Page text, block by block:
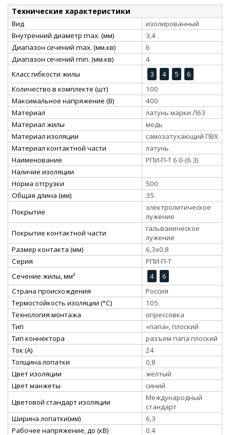
Технические характеристики
Вид
изолированный
Внутренний диаметр max. (мм)
3,4
Диапазон сечений max. (мм.кв)
6
Диапазон сечений min. (мм.кв)
4
Класс гибкости жилы
3 4 5
6
Количество в комплекте (шт)
100
Максимальное напряжение (В)
400
Материал
латунь марки Л63
Материал жилы
медь
Материал изоляции
самозатухающий ПВХ
Материал контактной части
латунь
Наименование
РПИ-П-Т 6.0-(6.3)
Наличие изоляции
Норма отгрузки
500
Общая длина (мм)
35
Покрытие
электролитическое
лужение
Покрытие контактной части
гальваническое
лужение
Размер контакта (мм)
6,3x0,8
Серия
РПИ-П-Т
Сечение жилы, мм²
4
6
Страна происхождения
Россия
Термостойкость изоляции (°C)
105
Технология монтажа
опрессовка
Тип
«папа», плоский
Тип коннектора
разъем папа плоский
Ток (А)
24
Толщина лопатки
0,8
Цвет изоляции
желтый
Цвет манжеты
синий
Цветовой стандарт изоляции
Международный
стандарт
Ширина лопатки(мм)
6,3
Рабочее напряжение, до (кВ)
0.4